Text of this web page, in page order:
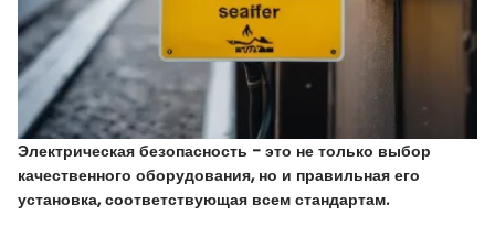
Электрическая безопасность - это не только выбор
качественного оборудования, но и правильная его
установка, соответствующая всем стандартам.